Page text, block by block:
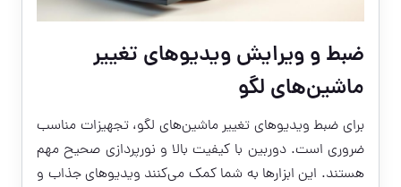
ضبط و ویرایش ویدیوهای تغییر
ماشین‌های لگو
برای ضبط ویدیوهای تغییر ماشین‌های لگو، تجهیزات مناسب
ضروری است. دوربین با کیفیت بالا و نورپردازی صحیح مهم
هستند. این ابزارها به شما کمک می‌کنند ویدیوهای جذاب و